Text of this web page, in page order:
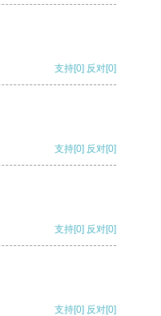
支持[0] 反对[0]
支持[0] 反对[0]
支持[0] 反对[0]
支持[0] 反对[0]